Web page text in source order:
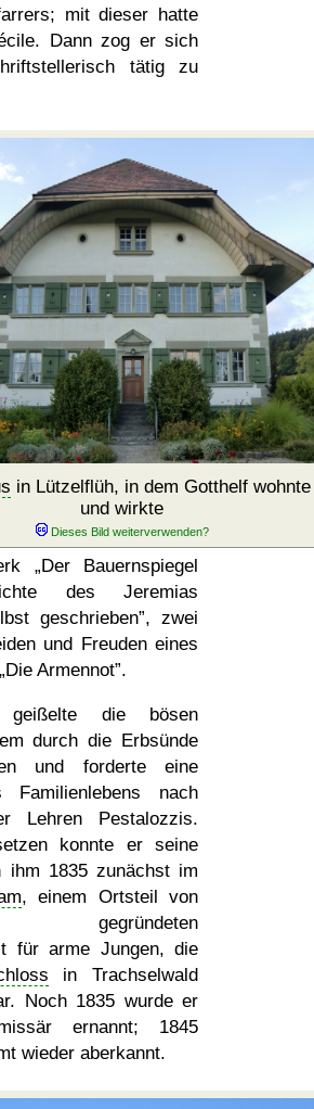
mit dieser hatte
Dann zog er sich
tätig zu
in Lützelflüh, in dem Gotthelf wohnte
und wirkte
Der Bauernspiegel
des Jeremias
geschrieben , zwei
und Freuden eines
Die Armennot .
die bösen
durch die Erbsünde
und forderte eine
Familienlebens nach
Lehren Pestalozzis.
konnte er seine
ihm 1835 zunächst im
, einem Ortsteil von
gegründeten
für arme Jungen, die
in Trachselwald
Noch 1835 wurde er
ernannt; 1845
wieder aberkannt.